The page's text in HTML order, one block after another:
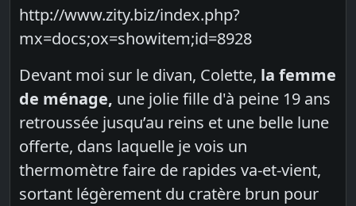
http://www.zity.biz/index.php?
mx=docs;ox=showitem;id=8928
Devant moi sur le divan, Colette, la femme
de ménage, une jolie fille d'à peine 19 ans
retroussée jusqu’au reins et une belle lune
offerte, dans laquelle je vois un
thermomètre faire de rapides va-et-vient,
sortant légèrement du cratère brun pour